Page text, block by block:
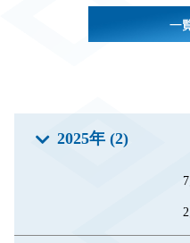
2025年 (2)